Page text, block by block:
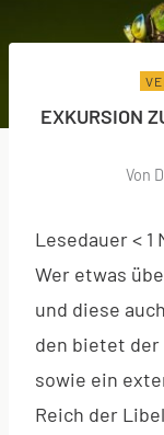
EXKURSION
Von
Lesedauer< 1
Wer etwas
und diese
den bietet
sowie ein
Reich der